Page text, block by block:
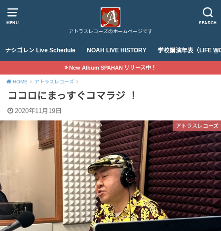
MENU SEARCH
アトラスレコーズのホームページです
ナシゴレン Live Schedule NOAH LIVE HISTORY 学校講演年表（LIFE
New Album SPAHAN リリース中！
HOME アトラスレコーズ
ココロにまっすぐコマラジ ！
2020年11月19日
アトラスレコーズ